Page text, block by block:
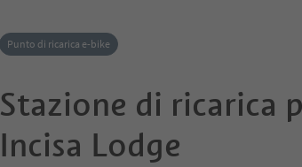
Punto di ricarica e-bike
Stazione di ricarica
Incisa Lodge